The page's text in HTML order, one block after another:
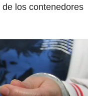
los contenedores